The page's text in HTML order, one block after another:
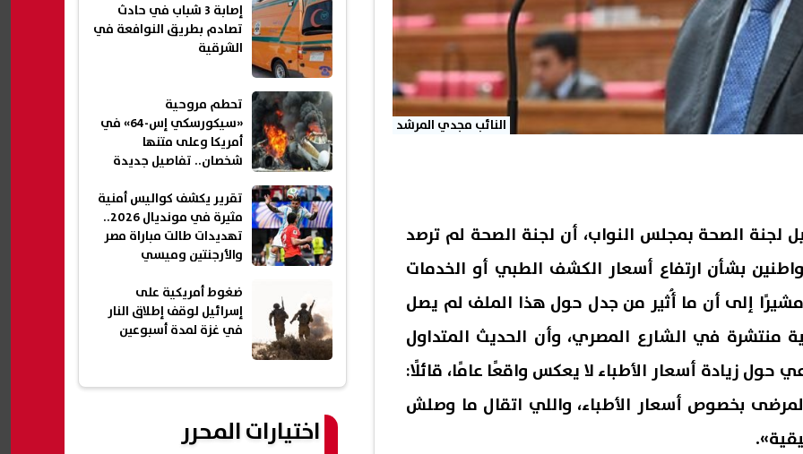
النائب مجدي المرشد
لجنة الصحة بمجلس النواب، أن لجنة الصحة لم ترصد
بشأن ارتفاع أسعار الكشف الطبي أو الخدمات
مشيرًا إلى أن ما أُثير من جدل حول هذا الملف لم يصل
منتشرة في الشارع المصري، وأن الحديث المتداول
حول زيادة أسعار الأطباء لا يعكس واقعًا عامًا، قائلًا:
بخصوص أسعار الأطباء، واللي اتقال ما وصلش
إصابة 3 شباب في حادث
تصادم بطريق النوافعة في
الشرقية
تحطم مروحية
«سيكورسكي إس-64» في
أمريكا وعلى متنها
شخصان.. تفاصيل جديدة
تقرير يكشف كواليس أمنية
مثيرة في مونديال 2026..
تهديدات طالت مباراة مصر
والأرجنتين وميسي
ضغوط أمريكية على
إسرائيل لوقف إطلاق النار
في غزة لمدة أسبوعين
اختيارات المحرر